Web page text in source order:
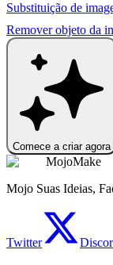
Substituição de
Remover objeto da
Comece a criar agora
MojoMake
Mojo Suas Ideias,
Twitter